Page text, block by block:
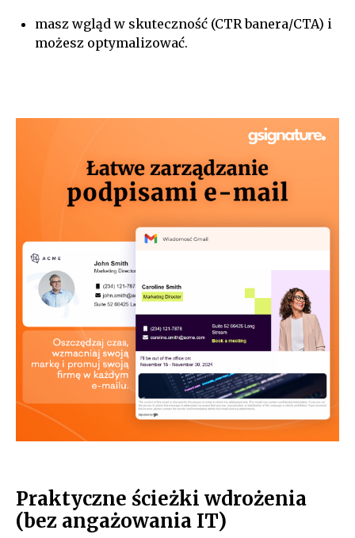
masz wgląd w skuteczność (CTR banera/CTA) i
możesz optymalizować.
Praktyczne ścieżki wdrożenia
(bez angażowania IT)